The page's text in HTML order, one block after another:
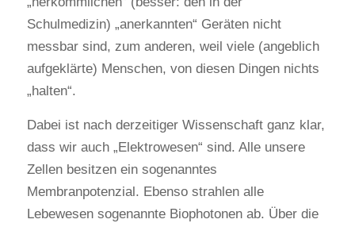
Schulmedizin) „anerkannten“ Geräten nicht
messbar sind, zum anderen, weil viele (angeblich
aufgeklärte) Menschen, von diesen Dingen nichts
„halten“.
Dabei ist nach derzeitiger Wissenschaft ganz klar,
dass wir auch „Elektrowesen“ sind. Alle unsere
Zellen besitzen ein sogenanntes
Membranpotenzial. Ebenso strahlen alle
Lebewesen sogenannte Biophotonen ab. Über die